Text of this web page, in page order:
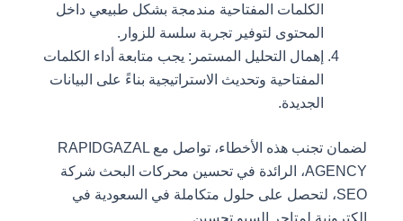
الكلمات المفتاحية مندمجة بشكل طبيعي داخل
المحتوى لتوفير تجربة سلسة للزوار.
إهمال التحليل المستمر: يجب متابعة أداء الكلمات
المفتاحية وتحديث الاستراتيجية بناءً على البيانات
الجديدة.
لضمان تجنب هذه الأخطاء، تواصل مع RAPIDGAZAL
AGENCY، الرائدة في تحسين محركات البحث شركة
SEO، لتحصل على حلول متكاملة في السعودية في
إلكترونية لمتاجر السيو تحسين.